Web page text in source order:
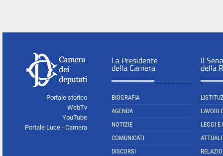
Portale storico
WebTv
YouTube
Portale Luce - Camera
La Presidente
della Camera
BIOGRAFIA
AGENDA
NOTIZIE
COMUNICATI
DISCORSI
Il
della
LAVORI
LEGGI E